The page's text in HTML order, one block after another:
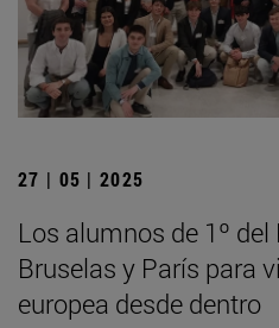
27 | 05 | 2025
Los alumnos de 1º del
Bruselas y París para
europea desde dentro